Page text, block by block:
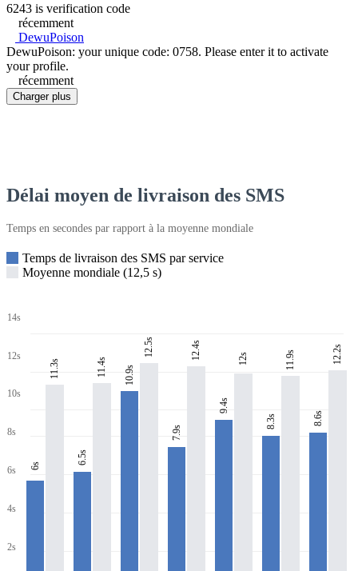
6243 is verification code
récemment
DewuPoison
DewuPoison: your unique code: 0758. Please enter it to activate
your profile.
récemment
Charger plus
Délai moyen de livraison des SMS
Temps en secondes par rapport à la moyenne mondiale
Temps de livraison des SMS par service
Moyenne mondiale (12,5 s)
14s
12s
10s
8s
6s
4s
2s
6s
11.3s
6.5s
11.4s 10.9s
12.5s
7.9s
12.4s
9.4s
12s
8.3s
11.9s
8.6s
12.2s